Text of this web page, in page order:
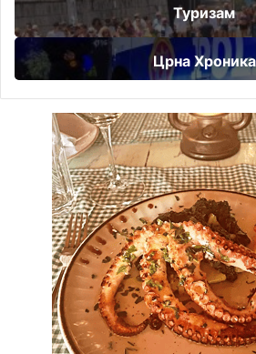
Туризам
Црна Хроника